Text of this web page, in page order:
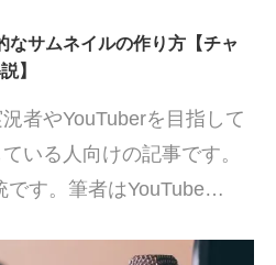
なサムネイルの作り方【チャ
】
者やYouTuberを目指して
いる人向けの記事です。
です。筆者はYouTube…